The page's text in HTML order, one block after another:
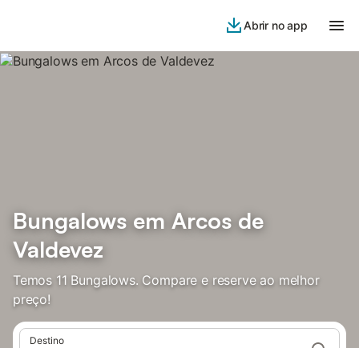
Abrir no app
Bungalows em Arcos de
Valdevez
Temos 11 Bungalows. Compare e reserve ao melhor
preço!
Destino